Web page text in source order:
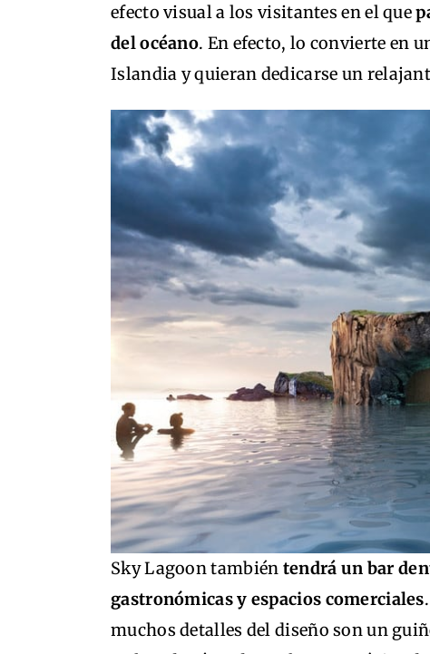
efecto visual a los visitantes en el que
del océano. En efecto, lo convierte en
Islandia y quieran dedicarse un
Sky Lagoon también tendrá un bar
gastronómicas y espacios comerciales
muchos detalles del diseño son un